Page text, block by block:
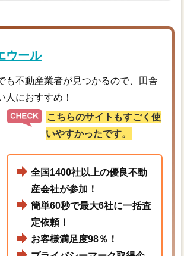
ウール
も不動産業者が見つかるので、田舎
人におすすめ！
こちらのサイトもすごく使
いやすかったです。
全国1400社以上の優良不動
産会社が参加！
簡単60秒で最大6社に一括査
定依頼！
お客様満足度98％！